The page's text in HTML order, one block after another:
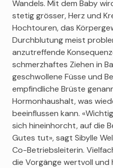
Wandels. Mit dem Baby
stetig grösser, Herz und
Hochtouren, das
Durchblutung meist
anzutreffende
schmerzhaftes Ziehen in
geschwollene Füsse und
empfindliche Brüste
Hormonhaushalt, was
beeinflussen kann.
sich hineinhorcht, auf die
Gutes tut», sagt Sibylle
Co-Betriebsleiterin.
die Vorgänge wertvoll und